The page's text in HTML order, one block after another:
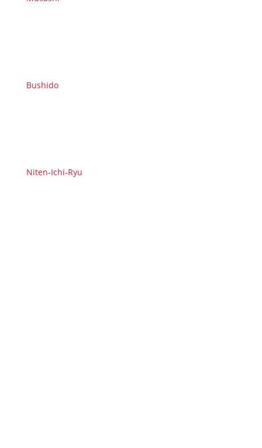
Bushido
Niten-Ichi-Ryu